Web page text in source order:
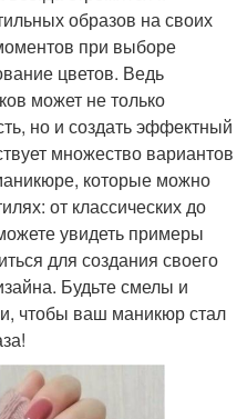
образов на своих
при выборе
цветов. Ведь
может не только
но и создать эффектный
множество вариантов
которые можно
от классических до
увидеть примеры
для создания своего
Будьте смелы и
чтобы ваш маникюр стал